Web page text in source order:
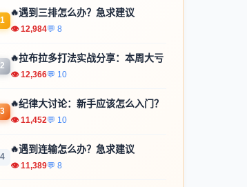
1
🔥遇到三排怎么办？急求建议
👁 12,984💬 8
2
🔥拉布拉多打法实战分享：本周大亏
👁 12,366💬 10
3
🔥纪律大讨论：新手应该怎么入门？
👁 11,452💬 10
4
🔥遇到连输怎么办？急求建议
👁 11,389💬 8